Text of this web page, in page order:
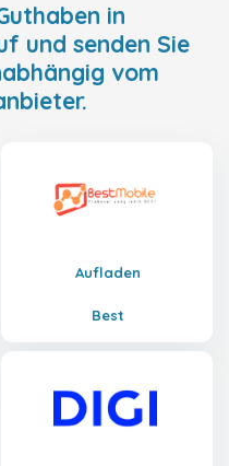
in
und senden Sie
vom
Aufladen
Best